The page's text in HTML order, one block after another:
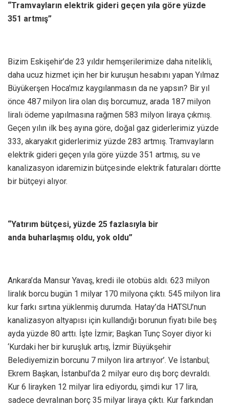
“Tramvayların elektrik gideri geçen yıla göre yüzde
351 artmış”
Bizim Eskişehir’de 23 yıldır hemşerilerimize daha nitelikli,
daha ucuz hizmet için her bir kuruşun hesabını yapan Yılmaz
Büyükerşen Hoca’mız kaygılanmasın da ne yapsın? Bir yıl
önce 487 milyon lira olan dış borcumuz, arada 187 milyon
liralı ödeme yapılmasına rağmen 583 milyon liraya çıkmış.
Geçen yılın ilk beş ayına göre, doğal gaz giderlerimiz yüzde
333, akaryakıt giderlerimiz yüzde 283 artmış. Tramvayların
elektrik gideri geçen yıla göre yüzde 351 artmış, su ve
kanalizasyon idaremizin bütçesinde elektrik faturaları dörtte
bir bütçeyi alıyor.
“Yatırım bütçesi, yüzde 25 fazlasıyla bir
anda buharlaşmış oldu, yok oldu”
Ankara’da Mansur Yavaş, kredi ile otobüs aldı. 623 milyon
liralık borcu bugün 1 milyar 170 milyona çıktı. 545 milyon lira
kur farkı sırtına yüklenmiş durumda. Hatay’da HATSU’nun
kanalizasyon altyapısı için kullandığı borunun fiyatı bile beş
ayda yüzde 80 arttı. İşte İzmir; Başkan Tunç Soyer diyor ki
‘Kurdaki her bir kuruşluk artış, İzmir Büyükşehir
Belediyemizin borcunu 7 milyon lira artırıyor’. Ve İstanbul;
Ekrem Başkan, İstanbul’da 2 milyar euro dış borç devraldı.
Kur 6 lirayken 12 milyar lira ediyordu, şimdi kur 17 lira,
sadece devralınan borç 35 milyar liraya çıktı. Kur farkından